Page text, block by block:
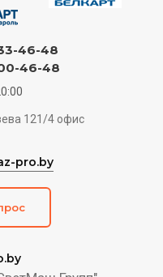
46-48
46-48
121/4 офис
pro.by